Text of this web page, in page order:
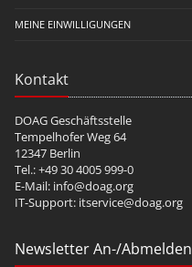
MEINE EINWILLIGUNGEN
Kontakt
DOAG Geschäftsstelle
Tempelhofer Weg 64
12347 Berlin
Tel.: +49 30 4005 999-0
E-Mail: info@doag.org
IT-Support: itservice@doag.org
Newsletter An-/Abmelden